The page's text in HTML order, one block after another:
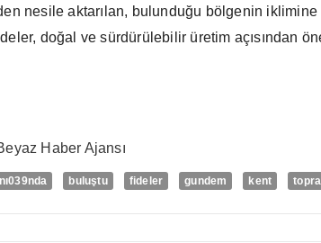
nesile aktarılan, bulunduğu bölgenin
doğal ve sürdürülebilir üretim açısından
Haber Ajansı
buluştu fideler gundem kent